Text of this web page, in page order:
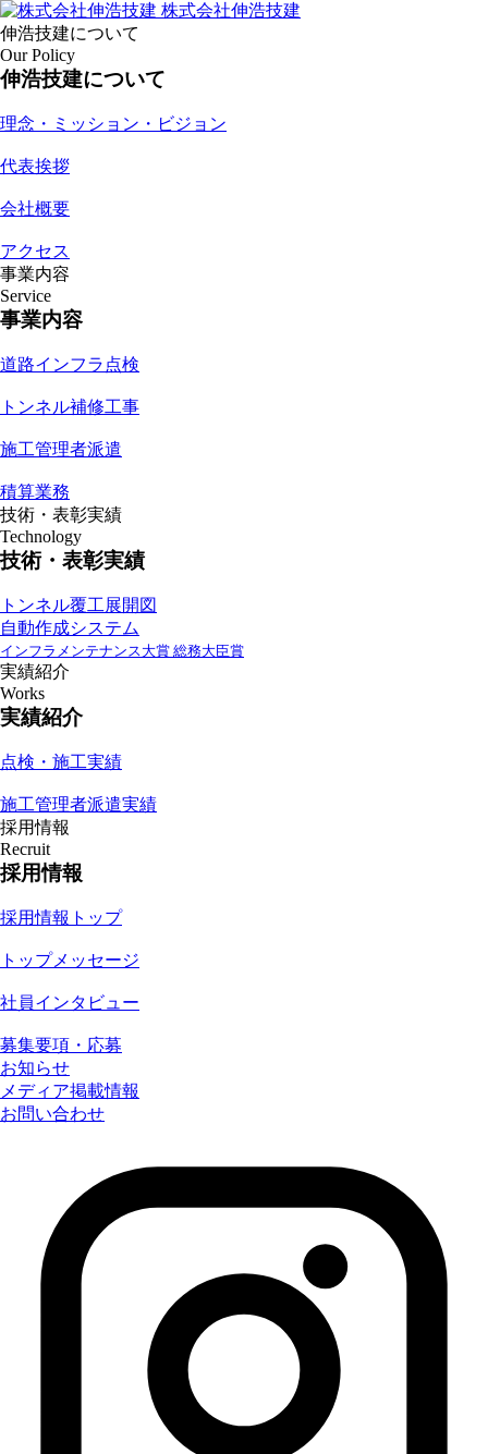
株式会社伸浩技建
伸浩技建について
Our Policy
伸浩技建について
理念・ミッション・ビジョン
代表挨拶
会社概要
アクセス
事業内容
Service
事業内容
道路インフラ点検
トンネル補修工事
施工管理者派遣
積算業務
技術・表彰実績
Technology
技術・表彰実績
トンネル覆工展開図
自動作成システム
インフラメンテナンス大賞 総務大臣賞
実績紹介
Works
実績紹介
点検・施工実績
施工管理者派遣実績
採用情報
Recruit
採用情報
採用情報トップ
トップメッセージ
社員インタビュー
募集要項・応募
お知らせ
メディア掲載情報
お問い合わせ